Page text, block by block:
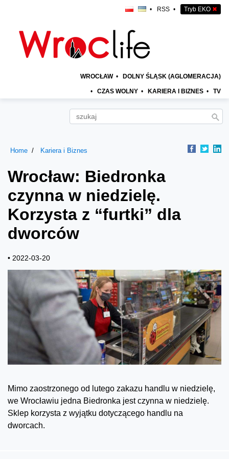
• RSS • Tryb EKO ✖
WROCŁAW • DOLNY ŚLĄSK (AGLOMERACJA)
• CZAS WOLNY • KARIERA I BIZNES • TV
Home Kariera i Biznes
Wrocław: Biedronka
czynna w niedzielę.
Korzysta z “furtki” dla
dworców
• 2022-03-20
Mimo zaostrzonego od lutego zakazu handlu w niedzielę,
we Wrocławiu jedna Biedronka jest czynna w niedzielę.
Sklep korzysta z wyjątku dotyczącego handlu na
dworcach.